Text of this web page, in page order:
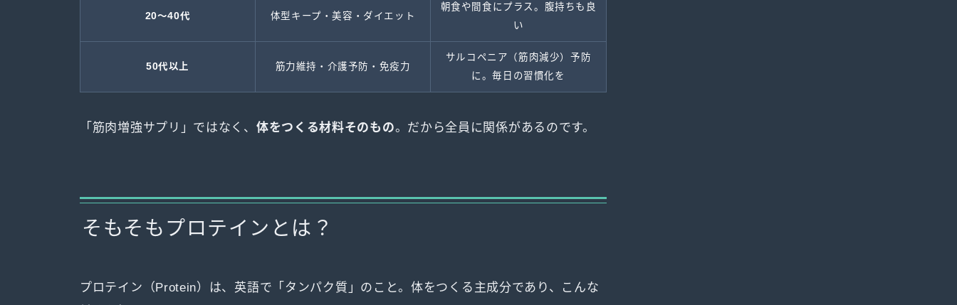
20〜40代 体型キープ・美容・ダイエット
朝食や間食にプラス。腹持ちも良
い
50代以上 筋力維持・介護予防・免疫力
サルコペニア（筋肉減少）予防
に。毎日の習慣化を
「筋肉増強サプリ」ではなく、 体をつくる材料そのもの。だから全員に関係があるのです。
そもそもプロテインとは？
プロテイン（Protein）は、英語で「タンパク質」のこと。体をつくる主成分であり、こんな